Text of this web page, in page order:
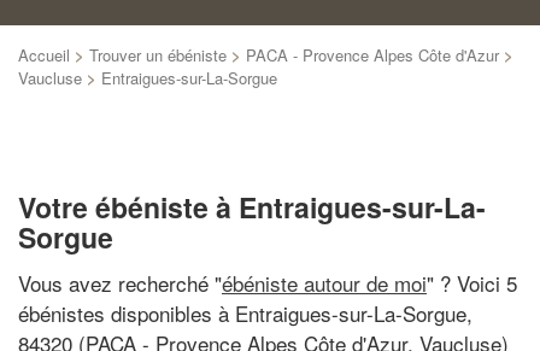
Accueil > Trouver un ébéniste > PACA - Provence Alpes Côte d'Azur >
Vaucluse > Entraigues-sur-La-Sorgue
Votre ébéniste à Entraigues-sur-La-
Sorgue
Vous avez recherché "ébéniste autour de moi" ? Voici 5
ébénistes disponibles à Entraigues-sur-La-Sorgue,
84320 (PACA - Provence Alpes Côte d'Azur, Vaucluse)